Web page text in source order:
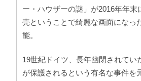
ー・ハウザーの謎」が2016年年末
売ということで綺麗な画面になっ
能。
19世紀ドイツ、長年幽閉されてい
が保護されるという有名な事件を